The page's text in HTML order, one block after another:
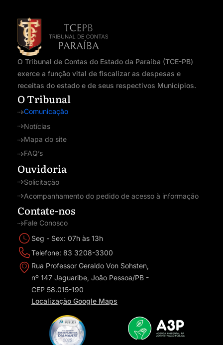
O Tribunal de Contas do Estado da Paraíba (TCE-PB)
exerce a função vital de fiscalizar as despesas e
receitas do estado e de seus respectivos Municípios.
O Tribunal
Comunicação
Notícias
Mapa do site
FAQ’s
Ouvidoria
Solicitação
Acompanhamento do pedido de acesso à informação
Contate-nos
Fale Conosco
Seg - Sex: 07h às 13h
Telefone: 83 3208-3300
Rua Professor Geraldo Von Sohsten,
nº 147 Jaguaribe, João Pessoa/PB -
CEP 58.015-190
Localização Google Maps